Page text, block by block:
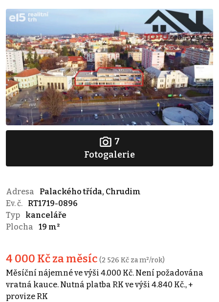
7
Fotogalerie
Adresa
Palackého třída, Chrudim
Ev. č.
RT1719-0896
Typ
kanceláře
Plocha
19 m²
4 000 Kč za měsíc (2 526 Kč za m²/rok)
Měsíční nájemné ve výši 4.000 Kč. Není požadována
vratná kauce. Nutná platba RK ve výši 4.840 Kč., +
provize RK